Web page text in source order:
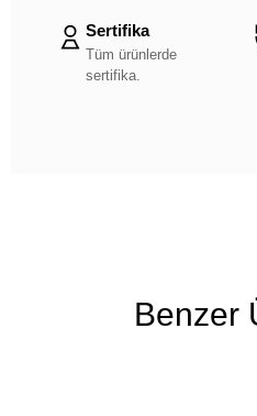
Sertifika
Tüm ürünlerde
sertifika.
Benzer